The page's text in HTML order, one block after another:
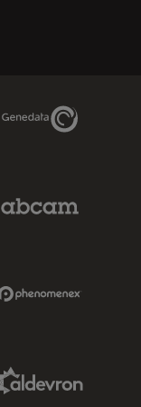
Genedata Link